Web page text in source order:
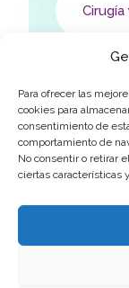
Para ofrecer las
cookies para
consentimiento de
comportamiento de
No consentir o retirar
ciertas características